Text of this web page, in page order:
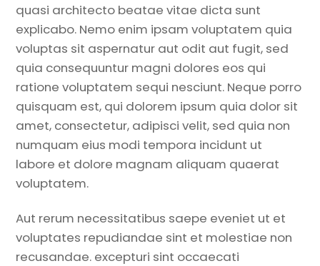
quasi architecto beatae vitae dicta sunt
explicabo. Nemo enim ipsam voluptatem quia
voluptas sit aspernatur aut odit aut fugit, sed
quia consequuntur magni dolores eos qui
ratione voluptatem sequi nesciunt. Neque porro
quisquam est, qui dolorem ipsum quia dolor sit
amet, consectetur, adipisci velit, sed quia non
numquam eius modi tempora incidunt ut
labore et dolore magnam aliquam quaerat
voluptatem.
Aut rerum necessitatibus saepe eveniet ut et
voluptates repudiandae sint et molestiae non
recusandae. excepturi sint occaecati